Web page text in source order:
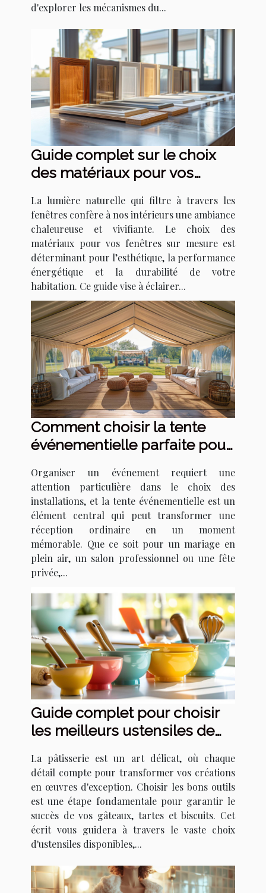
d'explorer les mécanismes du...
Guide complet sur le choix
des matériaux pour vos
La lumière naturelle qui filtre à travers les
fenêtres confère à nos intérieurs une ambiance
chaleureuse et vivifiante. Le choix des
matériaux pour vos fenêtres sur mesure est
déterminant pour l’esthétique, la performance
énergétique et la durabilité de votre
habitation. Ce guide vise à éclairer...
Comment choisir la tente
événementielle parfaite pour
Organiser un événement requiert une
attention particulière dans le choix des
installations, et la tente événementielle est un
élément central qui peut transformer une
réception ordinaire en un moment
mémorable. Que ce soit pour un mariage en
plein air, un salon professionnel ou une fête
privée,...
Guide complet pour choisir
les meilleurs ustensiles de
La pâtisserie est un art délicat, où chaque
détail compte pour transformer vos créations
en œuvres d'exception. Choisir les bons outils
est une étape fondamentale pour garantir le
succès de vos gâteaux, tartes et biscuits. Cet
écrit vous guidera à travers le vaste choix
d'ustensiles disponibles,...